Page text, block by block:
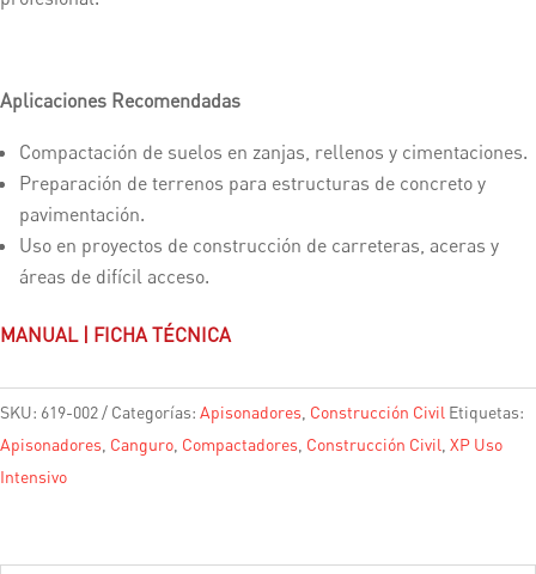
Aplicaciones Recomendadas
Compactación de suelos en zanjas, rellenos y cimentaciones.
Preparación de terrenos para estructuras de concreto y
pavimentación.
Uso en proyectos de construcción de carreteras, aceras y
áreas de difícil acceso.
MANUAL FICHA TÉCNICA
SKU: 619-002 Categorías: Apisonadores, Construcción Civil Etiquetas:
Apisonadores, Canguro, Compactadores, Construcción Civil, XP Uso
Intensivo